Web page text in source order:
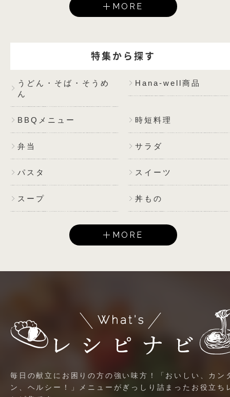
MORE
特集から探す
うどん・そば・そうめ
ん
Hana-well商品
BBQメニュー 時短料理
弁当 サラダ
パスタ スイーツ
スープ 丼もの
MORE
毎日の献立にお困りの方の強い味方！「おいしい、カン
ン、ヘルシー！」メニューがぎっしり詰まったお役立ち